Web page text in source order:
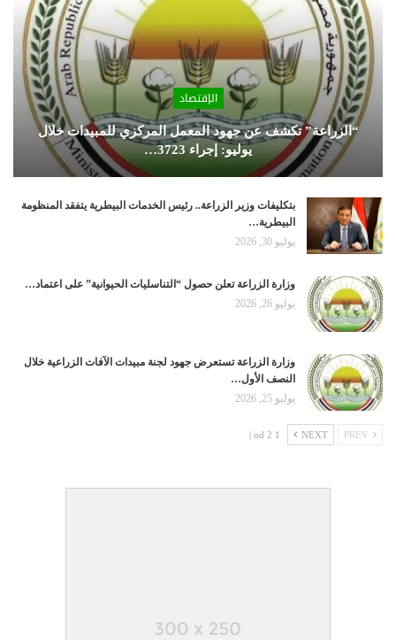
الإقتصاد
“الزراعة” تكشف عن جهود المعمل المركزي للمبيدات خلال
يوليو: إجراء 3723…
بتكليفات وزير الزراعة.. رئيس الخدمات البيطرية يتفقد المنظومة
البيطرية…
يوليو 30, 2026
وزارة الزراعة تعلن حصول “التناسليات الحيوانية” على اعتماد…
يوليو 26, 2026
وزارة الزراعة تستعرض جهود لجنة مبيدات الآفات الزراعية خلال
النصف الأول…
يوليو 25, 2026
NEXT
1 od 2 |